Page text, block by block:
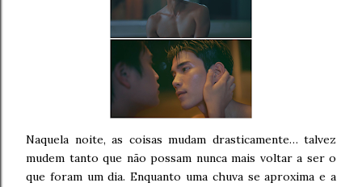
Naquela noite, as coisas mudam drasticamente… talvez
mudem tanto que não possam nunca mais voltar a ser o
que foram um dia. Enquanto uma chuva se aproxima e a